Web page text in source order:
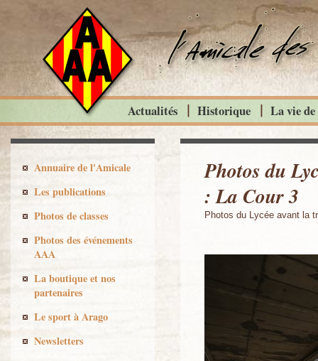
Photos du
: La Cour 3
Photos du Lycée avant la
Actualités Historique La vie
Annuaire de l'Amicale
Les publications
Photos de classes
Photos des événements
AAA
La boutique et nos
partenaires
Le sport à Arago
Newsletters